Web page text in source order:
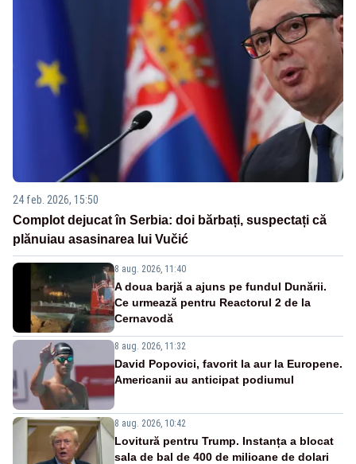
24 feb. 2026, 15:50
Complot dejucat în Serbia: doi bărbați, suspectați că
plănuiau asasinarea lui Vučić
8 aug. 2026, 11:40
A doua barjă a ajuns pe fundul Dunării.
Ce urmează pentru Reactorul 2 de la
Cernavodă
8 aug. 2026, 11:32
David Popovici, favorit la aur la Europene.
Americanii au anticipat podiumul
8 aug. 2026, 10:42
Lovitură pentru Trump. Instanța a blocat
sala de bal de 400 de milioane de dolari